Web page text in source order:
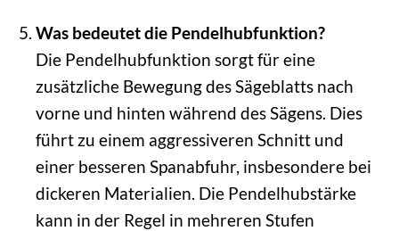
Was bedeutet die Pendelhubfunktion?
Die Pendelhubfunktion sorgt für eine
zusätzliche Bewegung des Sägeblatts nach
vorne und hinten während des Sägens. Dies
führt zu einem aggressiveren Schnitt und
einer besseren Spanabfuhr, insbesondere bei
dickeren Materialien. Die Pendelhubstärke
kann in der Regel in mehreren Stufen